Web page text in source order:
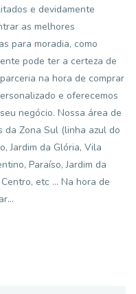
e devidamente
as melhores
para moradia, como
pode ter a certeza de
na hora de comprar
e oferecemos
negócio. Nossa área de
da Zona Sul (linha azul do
Jardim da Glória, Vila
Paraíso, Jardim da
etc ... Na hora de